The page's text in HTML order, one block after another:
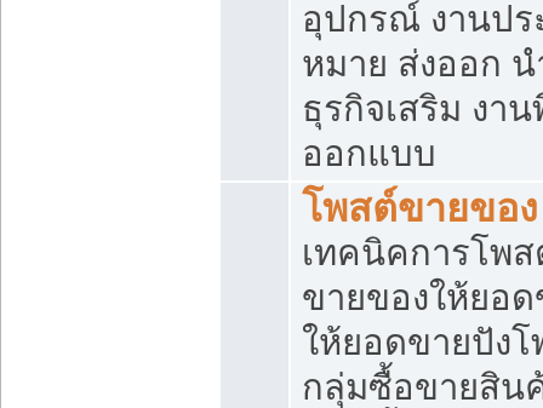
อุปกรณ์ งานป
หมาย ส่งออก น
ธุรกิจเสริม งา
ออกแบบ
โพสต์ขายของ
เทคนิคการโพ
ขายของให้ยอ
ให้ยอดขายปัง
กลุ่มซื้อขายสิน